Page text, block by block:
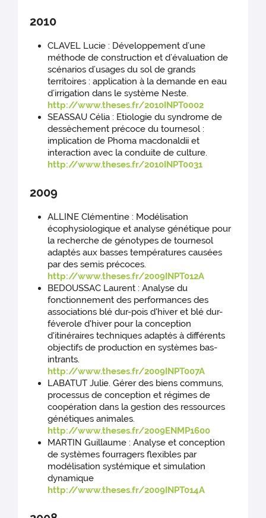
2010
CLAVEL Lucie : Développement d’une
méthode de construction et d’évaluation de
scénarios d’usages du sol de grands
territoires : application à la demande en eau
d’irrigation dans le système Neste.
http://www.theses.fr/2010INPT0002
SEASSAU Célia : Etiologie du syndrome de
dessèchement précoce du tournesol :
implication de Phoma macdonaldii et
interaction avec la conduite de culture.
http://www.theses.fr/2010INPT0031
2009
ALLINE Clémentine : Modélisation
écophysiologique et analyse génétique pour
la recherche de génotypes de tournesol
adaptés aux basses températures causées
par des semis précoces.
http://www.theses.fr/2009INPT012A
BEDOUSSAC Laurent : Analyse du
fonctionnement des performances des
associations blé dur-pois d'hiver et blé dur-
féverole d'hiver pour la conception
d'itinéraires techniques adaptés à différents
objectifs de production en systèmes bas-
intrants.
http://www.theses.fr/2009INPT007A
LABATUT Julie. Gérer des biens communs,
processus de conception et régimes de
coopération dans la gestion des ressources
génétiques animales.
http://www.theses.fr/2009ENMP1600
MARTIN Guillaume : Analyse et conception
de systèmes fourragers flexibles par
modélisation systémique et simulation
dynamique
http://www.theses.fr/2009INPT014A